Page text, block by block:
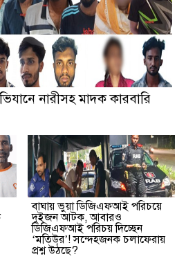
নারীসহ মাদক কারবারি
বাঘায় ভুয়া ডিজিএফআই পরিচয়ে
দুইজন আটক, আবারও
ডিজিএফআই পরিচয় দিচ্ছেন
‘মতিউর’! সন্দেহজনক চলাফেরায়
প্রশ্ন উঠছে?